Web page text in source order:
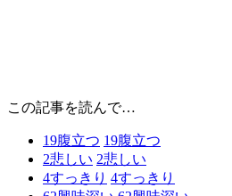
この記事を読んで…
19腹立つ 19腹立つ
2悲しい 2悲しい
4すっきり 4すっきり